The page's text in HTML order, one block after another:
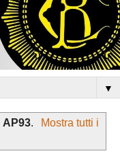
▼
AP93.
Mostra tutti i